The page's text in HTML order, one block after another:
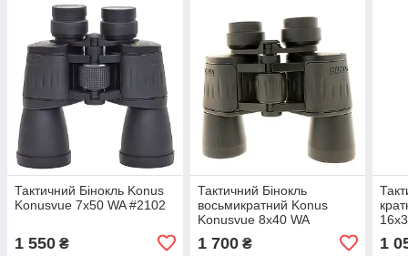
Тактичний Бінокль Konus
Konusvue 7x50 WA #2102
1 550 ₴
Тактичний Бінокль
восьмикратний Konus
Konusvue 8x40 WA
1 700₴ 1